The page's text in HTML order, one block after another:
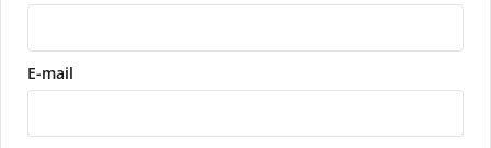
E-mail